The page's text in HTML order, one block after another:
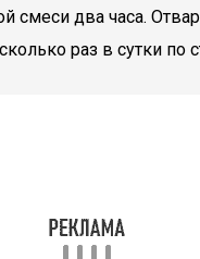
смеси два часа.
раз в сутки по